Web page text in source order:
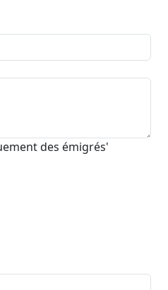
des émigrés'